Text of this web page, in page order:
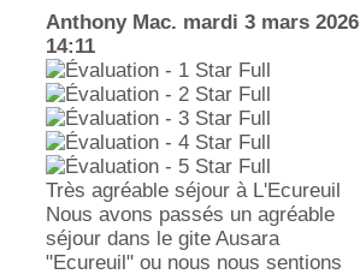
Anthony Mac. mardi 3 mars 2026
14:11
Très agréable séjour à L'Ecureuil
Nous avons passés un agréable
séjour dans le gite Ausara
"Ecureuil" ou nous nous sentions